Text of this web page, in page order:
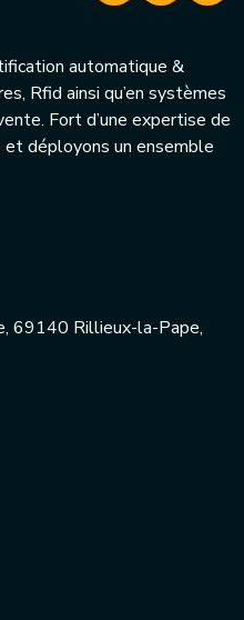
automatique &
Rfid ainsi qu’en systèmes
Fort d’une expertise de
et déployons un ensemble
69140 Rillieux-la-Pape,